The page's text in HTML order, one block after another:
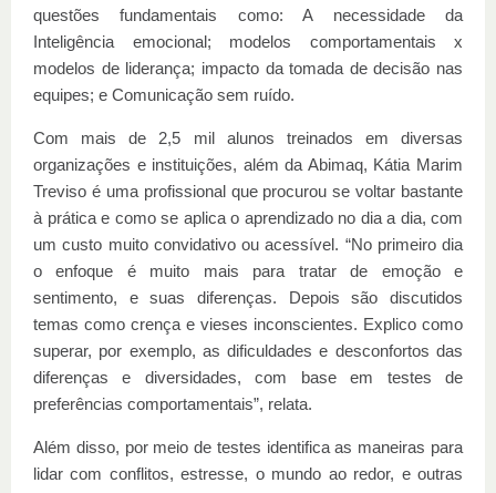
questões fundamentais como: A necessidade da
Inteligência emocional; modelos comportamentais x
modelos de liderança; impacto da tomada de decisão nas
equipes; e Comunicação sem ruído.
Com mais de 2,5 mil alunos treinados em diversas
organizações e instituições, além da Abimaq, Kátia Marim
Treviso é uma profissional que procurou se voltar bastante
à prática e como se aplica o aprendizado no dia a dia, com
um custo muito convidativo ou acessível. “No primeiro dia
o enfoque é muito mais para tratar de emoção e
sentimento, e suas diferenças. Depois são discutidos
temas como crença e vieses inconscientes. Explico como
superar, por exemplo, as dificuldades e desconfortos das
diferenças e diversidades, com base em testes de
preferências comportamentais”, relata.
Além disso, por meio de testes identifica as maneiras para
lidar com conflitos, estresse, o mundo ao redor, e outras